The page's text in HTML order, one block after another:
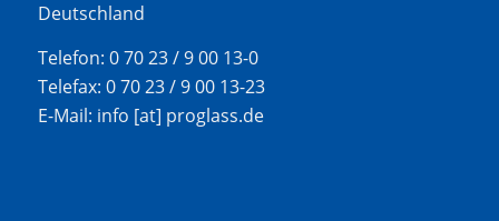
Deutschland
Telefon: 0 70 23 / 9 00 13-0
Telefax: 0 70 23 / 9 00 13-23
E-Mail: info [at] proglass.de